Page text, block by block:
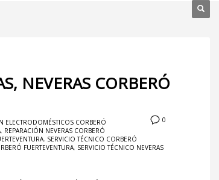
NEVERAS CORBERÓ
0
ELECTRODOMÉSTICOS CORBERÓ
, REPARACIÓN NEVERAS CORBERÓ
, SERVICIO TÉCNICO CORBERÓ
FUERTEVENTURA, SERVICIO TÉCNICO NEVERAS